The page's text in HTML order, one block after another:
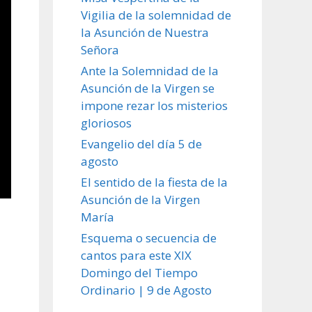
Vigilia de la solemnidad de
la Asunción de Nuestra
Señora
Ante la Solemnidad de la
Asunción de la Virgen se
impone rezar los misterios
gloriosos
Evangelio del día 5 de
agosto
El sentido de la fiesta de la
Asunción de la Virgen
María
Esquema o secuencia de
cantos para este XIX
Domingo del Tiempo
Ordinario | 9 de Agosto